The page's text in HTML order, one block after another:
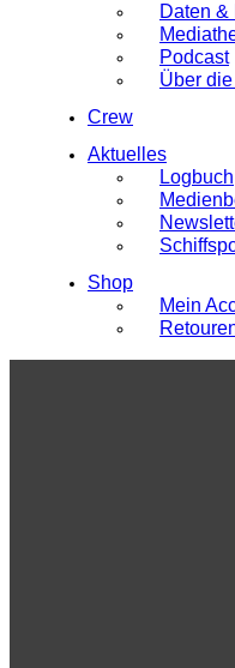
Daten &
Podcast
Über
Crew
Aktuelles
Logbuch
Shop
Mein